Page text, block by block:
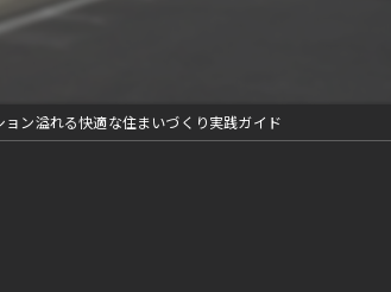
屋根塗装
ン溢れる快適な住まいづくり実践ガイド